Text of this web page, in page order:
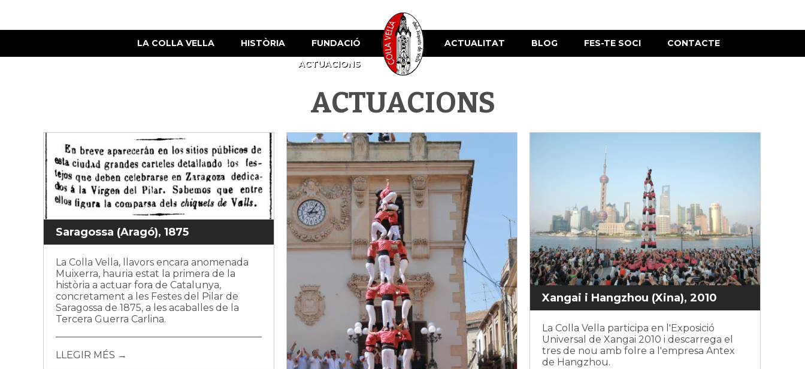
LA COLLA VELLA HISTÒRIA
FUNDACIÓ
ACTUACIONS
ACTUALITAT BLOG FES-TE SOCI CONTACTE
ACTUACIONS
Saragossa (Aragó), 1875
La Colla Vella, llavors encara anomenada
Muixerra, hauria estat la primera de la
història a actuar fora de Catalunya,
concretament a les Festes del Pilar de
Saragossa de 1875, a les acaballes de la
Tercera Guerra Carlina.
LLEGIR MÉS →
Xangai i Hangzhou (Xina), 2010
La Colla Vella participa en l'Exposició
Universal de Xangai 2010 i descarrega el
tres de nou amb folre a l'empresa Antex
de Hangzhou.